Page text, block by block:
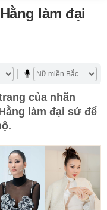
làm đại
của nhãn
làm đại sứ để